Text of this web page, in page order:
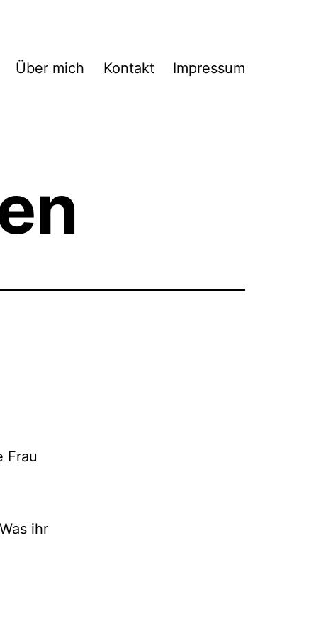
Über mich Kontakt Impressum
Frau
ihr